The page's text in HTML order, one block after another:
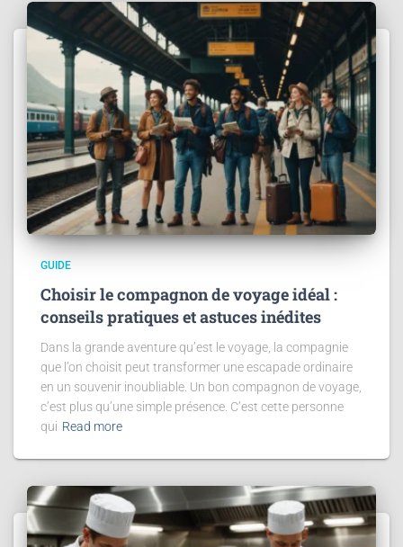
GUIDE
Choisir le compagnon de voyage idéal :
conseils pratiques et astuces inédites
Dans la grande aventure qu’est le voyage, la compagnie
que l’on choisit peut transformer une escapade ordinaire
en un souvenir inoubliable. Un bon compagnon de voyage,
c’est plus qu’une simple présence. C’est cette personne
qui Read more